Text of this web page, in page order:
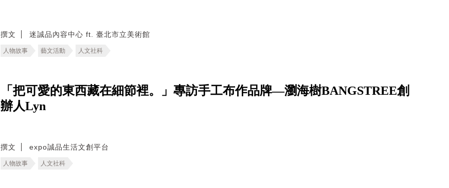
撰文 迷誠品內容中心 ft. 臺北市立美術館
人物故事 藝文活動 人文社科
「把可愛的東西藏在細節裡。」專訪手工布作品牌—瀏海樹BANGSTREE創
辦人Lyn
撰文 expo誠品生活文創平台
人物故事 人文社科